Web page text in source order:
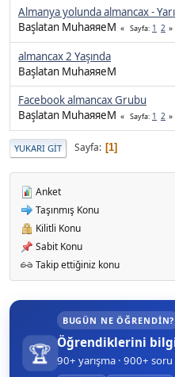
Almanya yolunda almancax -
Başlatan MuhaяяeM
Sayfa 1 2
almancax 2 Yaşında
Başlatan MuhaяяeM
Facebook almancax Grubu
Başlatan MuhaяяeM
Sayfa 1 2
YUKARI GIT Sayfa 1
Anket
Taşınmış Konu
Kilitli Konu
Sabit Konu
Takip ettiğiniz konu
🏆
BUGÜN NE ÖĞRENDIN?
Öğrendiklerini
90+ yarışma · 900+